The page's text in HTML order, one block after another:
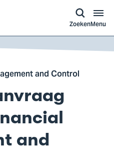
ZoekenMenu
and Control
and